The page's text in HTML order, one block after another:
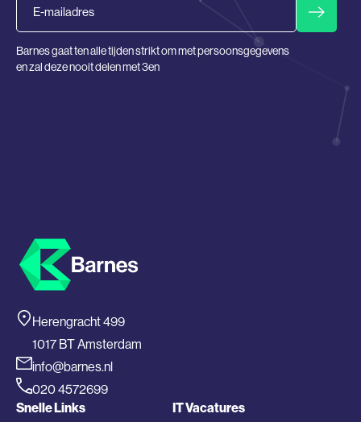
Barnes gaat ten alle tijden strikt om met persoonsgegevens
en zal deze nooit delen met 3en
Herengracht 499
1017 BT Amsterdam
info@barnes.nl
020 4572699
Snelle Links
IT Vacatures